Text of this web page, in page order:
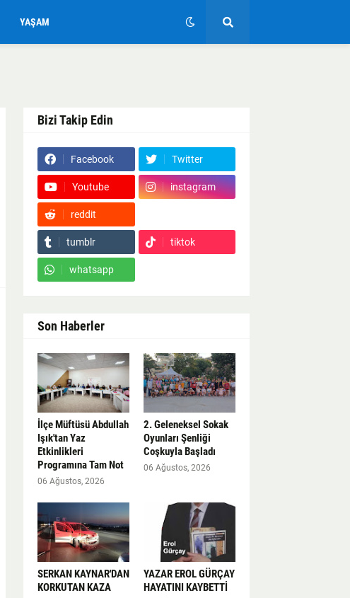
YAŞAM
Bizi Takip Edin
Facebook Twitter
Youtube instagram
reddit
tumblr tiktok
whatsapp
Son Haberler
İlçe Müftüsü Abdullah
Işık'tan Yaz
Etkinlikleri
Programına Tam Not
06 Ağustos, 2026
2. Geleneksel Sokak
Oyunları Şenliği
Coşkuyla Başladı
06 Ağustos, 2026
SERKAN KAYNAR'DAN
KORKUTAN KAZA
YAZAR EROL GÜRÇAY
HAYATINI KAYBETTİ